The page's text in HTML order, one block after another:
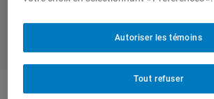
Tout refuser
Autoriser les témoins